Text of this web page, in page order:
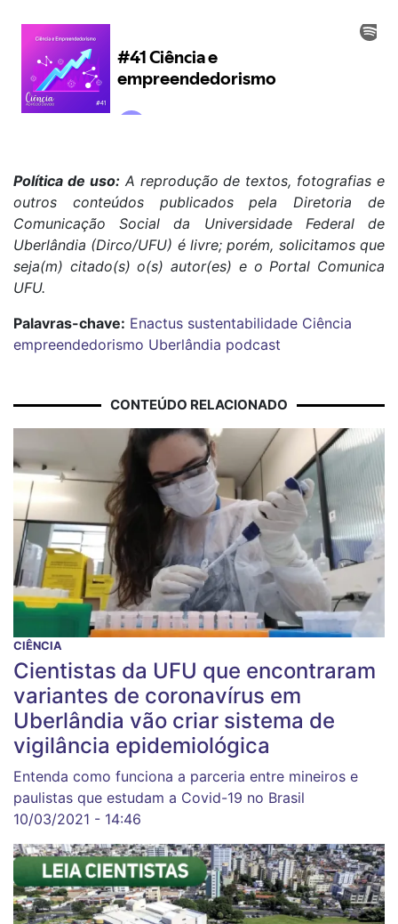
Política de uso:A reprodução de textos, fotografias e
outros conteúdos publicados pela Diretoria de
Comunicação Social da Universidade Federal de
Uberlândia (Dirco/UFU) é livre; porém, solicitamos que
seja(m) citado(s) o(s) autor(es) e o Portal Comunica
UFU.
Palavras-chave: Enactus sustentabilidade Ciência
empreendedorismo Uberlândia podcast
CONTEÚDO RELACIONADO
CIÊNCIA
Cientistas da UFU que encontraram
variantes de coronavírus em
Uberlândia vão criar sistema de
vigilância epidemiológica
Entenda como funciona a parceria entre mineiros e
paulistas que estudam a Covid-19 no Brasil
10/03/2021 - 14:46